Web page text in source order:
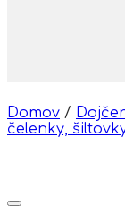
Domov /
čelenky,